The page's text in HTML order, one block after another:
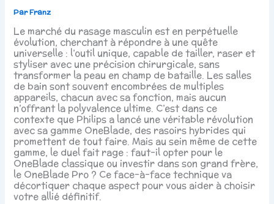
ParFranz
Le marché du rasage masculin est en perpétuelle
évolution, cherchant à répondre à une quête
universelle : l’outil unique, capable de tailler, raser et
styliser avec une précision chirurgicale, sans
transformer la peau en champ de bataille. Les salles
de bain sont souvent encombrées de multiples
appareils, chacun avec sa fonction, mais aucun
n’offrant la polyvalence ultime. C’est dans ce
contexte que Philips a lancé une véritable révolution
avec sa gamme OneBlade, des rasoirs hybrides qui
promettent de tout faire. Mais au sein même de cette
gamme, le duel fait rage : faut-il opter pour le
OneBlade classique ou investir dans son grand frère,
le OneBlade Pro ? Ce face-à-face technique va
décortiquer chaque aspect pour vous aider à choisir
votre allié définitif.